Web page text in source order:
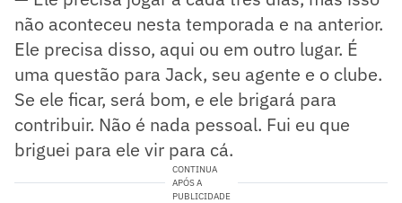
não aconteceu nesta temporada e na anterior.
Ele precisa disso, aqui ou em outro lugar. É
uma questão para Jack, seu agente e o clube.
Se ele ficar, será bom, e ele brigará para
contribuir. Não é nada pessoal. Fui eu que
briguei para ele vir para cá.
CONTINUA
APÓS A
PUBLICIDADE